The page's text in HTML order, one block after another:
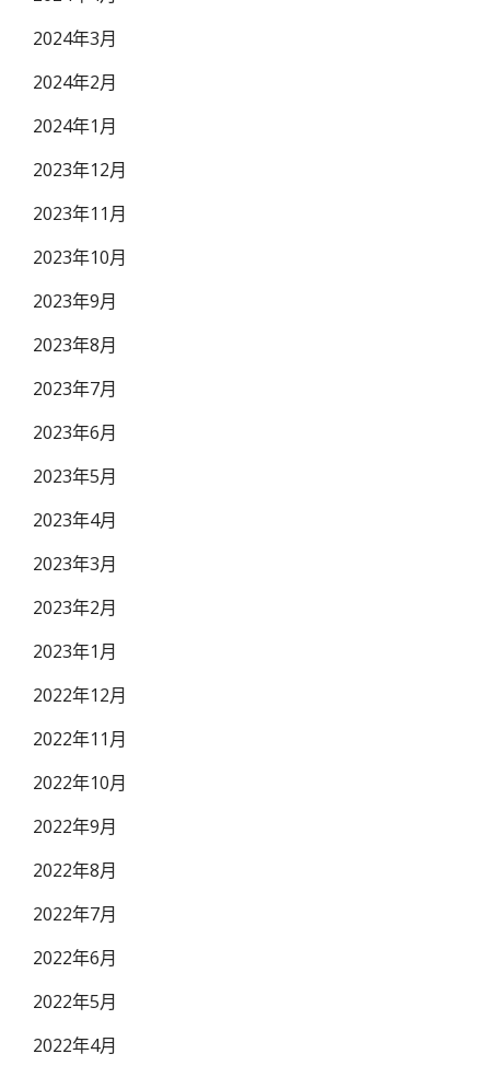
2024年3月
2024年2月
2024年1月
2023年12月
2023年11月
2023年10月
2023年9月
2023年8月
2023年7月
2023年6月
2023年5月
2023年4月
2023年3月
2023年2月
2023年1月
2022年12月
2022年11月
2022年10月
2022年9月
2022年8月
2022年7月
2022年6月
2022年5月
2022年4月